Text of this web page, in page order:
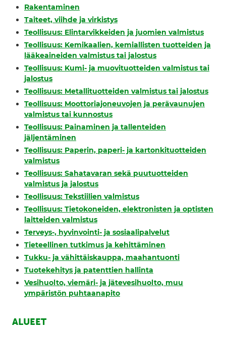
Rakentaminen
Taiteet, viihde ja virkistys
Teollisuus: Elintarvikkeiden ja juomien valmistus
Teollisuus: Kemikaalien, kemiallisten tuotteiden ja
lääkeaineiden valmistus tai jalostus
Teollisuus: Kumi- ja muovituotteiden valmistus tai
jalostus
Teollisuus: Metallituotteiden valmistus tai jalostus
Teollisuus: Moottoriajoneuvojen ja perävaunujen
valmistus tai kunnostus
Teollisuus: Painaminen ja tallenteiden
jäljentäminen
Teollisuus: Paperin, paperi- ja kartonkituotteiden
valmistus
Teollisuus: Sahatavaran sekä puutuotteiden
valmistus ja jalostus
Teollisuus: Tekstiilien valmistus
Teollisuus: Tietokoneiden, elektronisten ja optisten
laitteiden valmistus
Terveys-, hyvinvointi- ja sosiaalipalvelut
Tieteellinen tutkimus ja kehittäminen
Tukku- ja vähittäiskauppa, maahantuonti
Tuotekehitys ja patenttien hallinta
Vesihuolto, viemäri- ja jätevesihuolto, muu
ympäristön puhtaanapito
ALUEET